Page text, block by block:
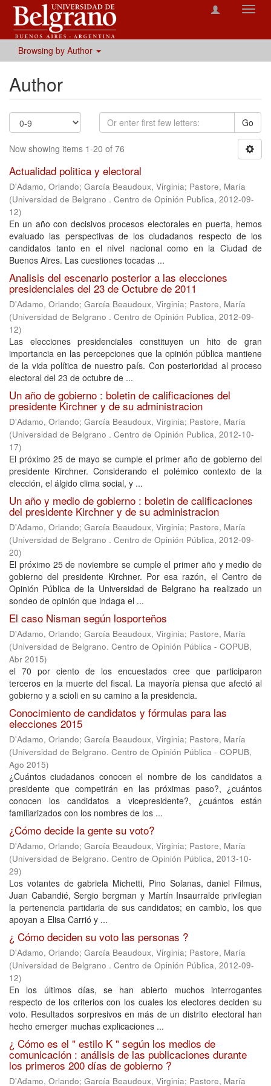
Browsing by Author
Author
Go
Now showing items 1-20 of 76
Actualidad politica y electoral
D'Adamo, Orlando; García Beaudoux, Virginia; Pastore, María
(Universidad de Belgrano . Centro de Opinión Publica, 2012-09-
12)
En un año con decisivos procesos electorales en puerta, hemos
evaluado las perspectivas de los ciudadanos respecto de los
candidatos tanto en el nivel nacional como en la Ciudad de
Buenos Aires. Las cuestiones tocadas ...
Analisis del escenario posterior a las elecciones
presidenciales del 23 de Octubre de 2011
D'Adamo, Orlando; García Beaudoux, Virginia; Pastore, María
(Universidad de Belgrano . Centro de Opinión Publica, 2012-09-
12)
Las elecciones presidenciales constituyen un hito de gran
importancia en las percepciones que la opinión pública mantiene
de la vida política de nuestro país. Con posterioridad al proceso
electoral del 23 de octubre de ...
Un año de gobierno : boletin de calificaciones del
presidente Kirchner y de su administracion
D'Adamo, Orlando; García Beaudoux, Virginia; Pastore, María
(Universidad de Belgrano . Centro de Opinión Publica, 2012-10-
17)
El próximo 25 de mayo se cumple el primer año de gobierno del
presidente Kirchner. Considerando el polémico contexto de la
elección, el álgido clima social, y ...
Un año y medio de gobierno : boletin de calificaciones
del presidente Kirchner y de su administracion
D'Adamo, Orlando; García Beaudoux, Virginia; Pastore, María
(Universidad de Belgrano . Centro de Opinión Pública, 2012-09-
20)
El próximo 25 de noviembre se cumple el primer año y medio de
gobierno del presidente Kirchner. Por esa razón, el Centro de
Opinión Pública de la Universidad de Belgrano ha realizado un
sondeo de opinión que indaga el ...
El caso Nisman según losporteños
D'Adamo, Orlando; García Beaudoux, Virginia; Pastore, María
(Universidad de Belgrano. Centro de Opinión Pública - COPUB,
Abr 2015)
el 70 por ciento de los encuestados cree que participaron
terceros en la muerte del fiscal. La mayoría piensa que afectó al
gobierno y a scioli en su camino a la presidencia.
Conocimiento de candidatos y fórmulas para las
elecciones 2015
D'Adamo, Orlando; García Beaudoux, Virginia; Pastore, María
(Universidad de Belgrano. Centro de Opinión Pública - COPUB,
Ago 2015)
¿Cuántos ciudadanos conocen el nombre de los candidatos a
presidente que competirán en las próximas paso?, ¿cuántos
conocen los candidatos a vicepresidente?, ¿cuántos están
familiarizados con los nombres de los ...
¿Cómo decide la gente su voto?
D'Adamo, Orlando; García Beaudoux, Virginia; Pastore, María
(Universidad de Belgrano. Centro de Opinión Pública, 2013-10-
29)
Los votantes de gabriela Michetti, Pino Solanas, daniel Filmus,
Juan Cabandié, Sergio bergman y Martín Insaurralde privilegian
la pertenencia partidaria de sus candidatos; en cambio, los que
apoyan a Elisa Carrió y ...
¿ Cómo deciden su voto las personas ?
D'Adamo, Orlando; García Beaudoux, Virginia; Pastore, María
(Universidad de Belgrano . Centro de Opinión Pública, 2012-09-
12)
En los últimos días, se han abierto muchos interrogantes
respecto de los criterios con los cuales los electores deciden su
voto. Resultados sorpresivos en más de un distrito electoral han
hecho emerger muchas explicaciones ...
¿ Cómo es el " estilo K " según los medios de
comunicación : análisis de las publicaciones durante
los primeros 200 días de gobierno ?
D'Adamo, Orlando; García Beaudoux, Virginia; Pastore, María